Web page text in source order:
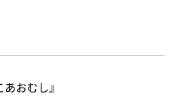
おむし』